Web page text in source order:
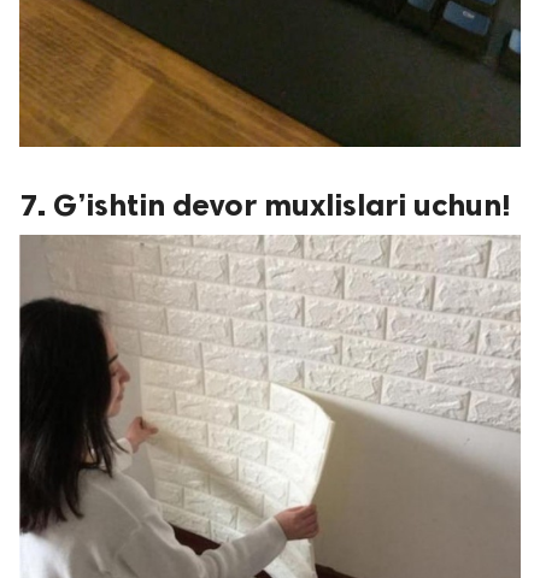
7. G’ishtin devor muxlislari uchun!